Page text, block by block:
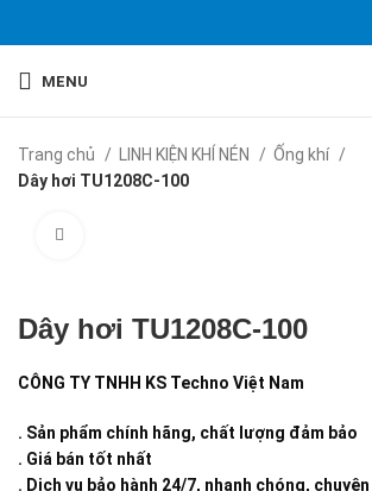
MENU
Trang chủ LINH KIỆN KHÍ NÉN
Ống khí
Dây hơi TU1208C-100
Dây hơi TU1208C-100
CÔNG TY TNHH KS Techno Việt Nam
. Sản phẩm chính hãng, chất lượng đảm bảo
. Giá bán tốt nhất
. Dịch vụ bảo hành 24/7, nhanh chóng,